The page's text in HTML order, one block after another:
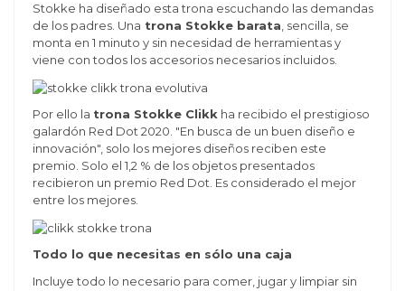
Stokke ha diseñado esta trona escuchando las demandas
de los padres. Una trona Stokke barata, sencilla, se
monta en 1 minuto y sin necesidad de herramientas y
viene con todos los accesorios necesarios incluidos.
Por ello la trona Stokke Clikkha recibido el prestigioso
galardón Red Dot 2020. "En busca de un buen diseño e
innovación", solo los mejores diseños reciben este
premio. Solo el 1,2 % de los objetos presentados
recibieron un premio Red Dot. Es considerado el mejor
entre los mejores.
Todo lo que necesitas en sólo una caja
Incluye todo lo necesario para comer, jugar y limpiar sin